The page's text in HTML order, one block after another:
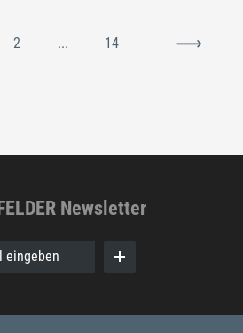
2 ... 14
Newsletter
eingeben